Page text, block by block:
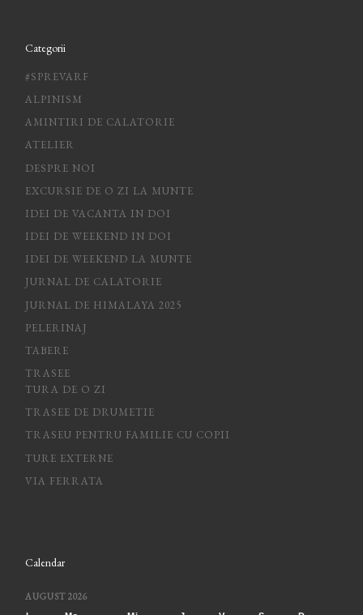
Categorii
#SPREVARF
ALPINISM
AMINTIRI DE CALATORIE
ATELIER
DESPRE NOI
EXCURSIE DE O ZI LA MUNTE
IDEI DE VACANTA IN DOI
IDEI DE WEEKEND IN DOI
IDEI DE WEEKEND LA MUNTE
JURNAL DE CALATORIE
JURNAL DE HIMALAYA 2025
PELERINAJ
TABERE
TRASEE
TURA DE O ZI
TRASEE DE DRUMETIE
TRASEU PENTRU FAMILIE CU COPII
TURE EXTERNE
VIA FERRATA
Calendar
AUGUST 2026